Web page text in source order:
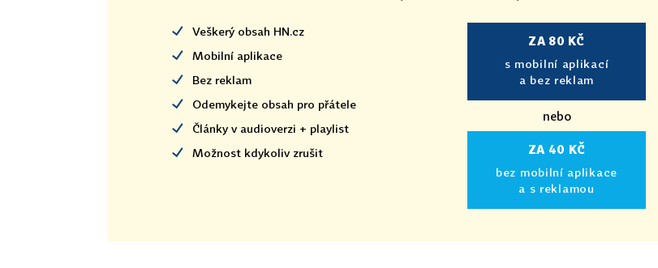
Veškerý obsah HN.cz
Mobilní aplikace
Bez reklam
Odemykejte obsah pro přátele
Články v audioverzi + playlist
Možnost kdykoliv zrušit
ZA 80 KČ
s mobilní aplikací
a bez reklam
nebo
ZA 40 KČ
bez mobilní aplikace
a s reklamou